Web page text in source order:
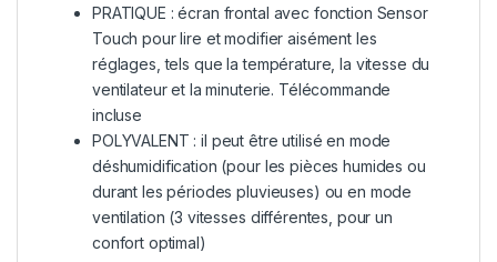
PRATIQUE : écran frontal avec fonction Sensor
Touch pour lire et modifier aisément les
réglages, tels que la température, la vitesse du
ventilateur et la minuterie. Télécommande
incluse
POLYVALENT : il peut être utilisé en mode
déshumidification (pour les pièces humides ou
durant les périodes pluvieuses) ou en mode
ventilation (3 vitesses différentes, pour un
confort optimal)